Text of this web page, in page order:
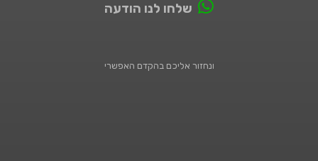
שלחו לנו הודעה
ונחזור אליכם בהקדם האפשרי